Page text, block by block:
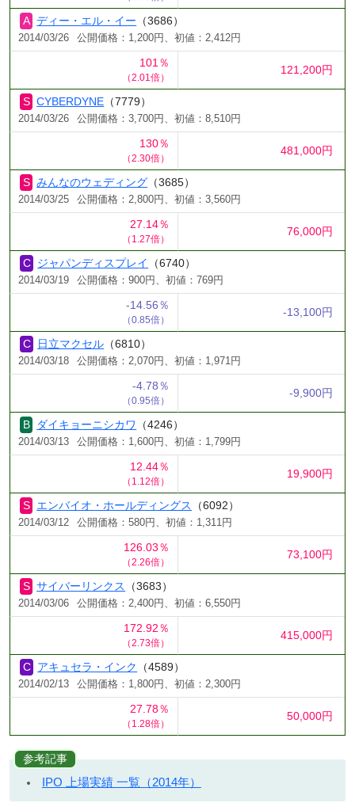
ディー・エル・イー （3686）
2014/03/26 公開価格：1,200円、初値：2,412円
101％
（2.01倍）
121,200円
CYBERDYNE （7779）
2014/03/26 公開価格：3,700円、初値：8,510円
130％
（2.30倍）
481,000円
みんなのウェディング （3685）
2014/03/25 公開価格：2,800円、初値：3,560円
27.14％
（1.27倍）
76,000円
ジャパンディスプレイ （6740）
2014/03/19 公開価格：900円、初値：769円
-14.56％
（0.85倍）
-13,100円
日立マクセル （6810）
2014/03/18 公開価格：2,070円、初値：1,971円
-4.78％
（0.95倍）
-9,900円
ダイキョーニシカワ （4246）
2014/03/13 公開価格：1,600円、初値：1,799円
12.44％
（1.12倍）
19,900円
エンバイオ・ホールディングス （6092）
2014/03/12 公開価格：580円、初値：1,311円
126.03％
（2.26倍）
73,100円
サイバーリンクス （3683）
2014/03/06 公開価格：2,400円、初値：6,550円
172.92％
（2.73倍）
415,000円
アキュセラ・インク （4589）
2014/02/13 公開価格：1,800円、初値：2,300円
27.78％
（1.28倍）
50,000円
参考記事
IPO 上場実績 一覧（2014年）